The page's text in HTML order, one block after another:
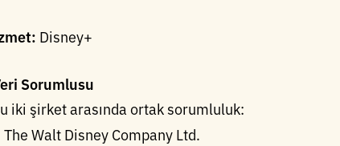
Disney+
Sorumlusu
iki şirket arasında ortak sorumluluk:
The Walt Disney Company Ltd.